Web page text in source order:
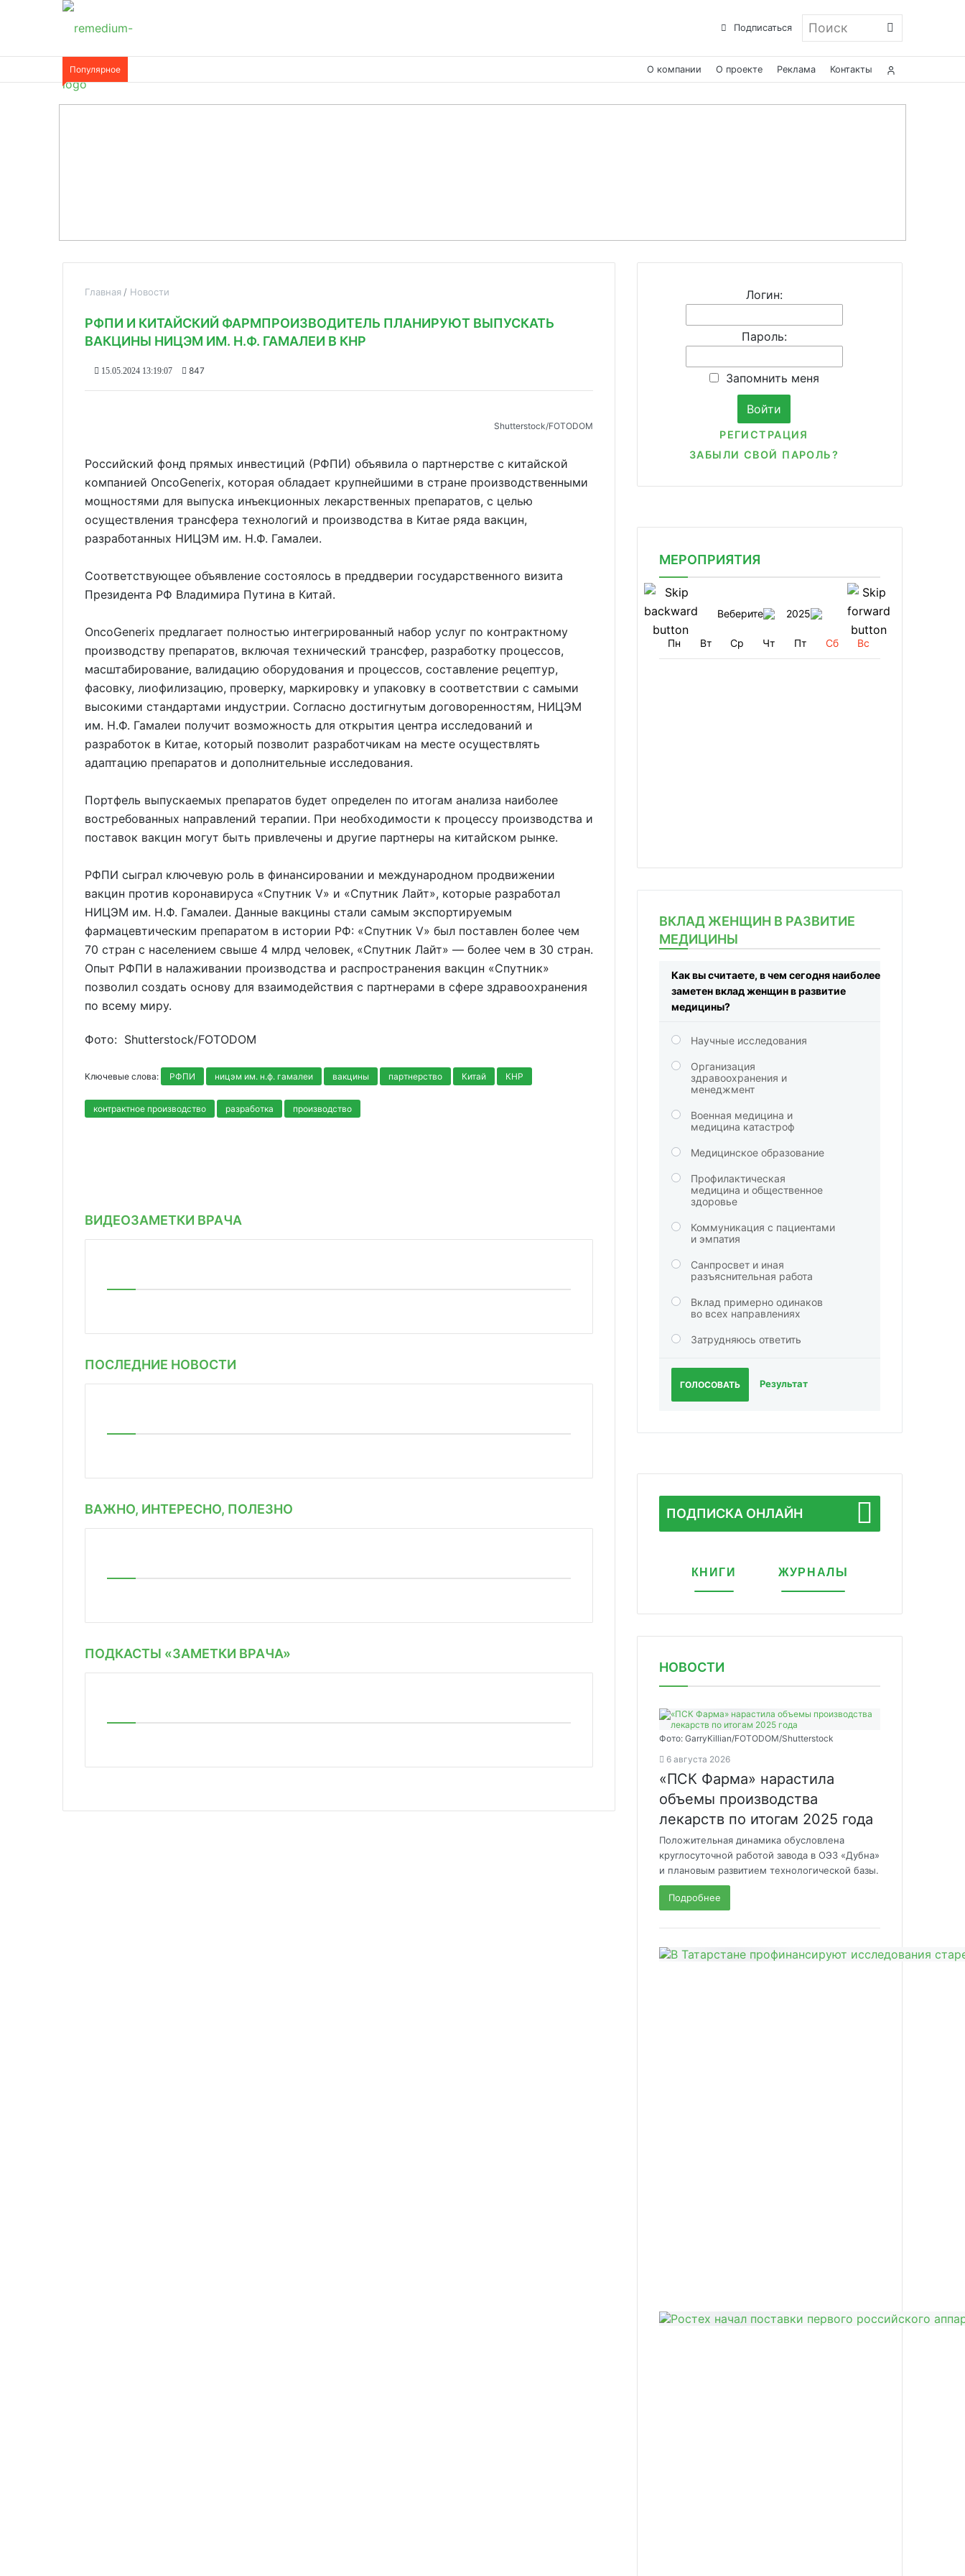
Подписаться Поиск
Популярное О компании О проекте Реклама Контакты
Главная Новости
РФПИ И КИТАЙСКИЙ ФАРМПРОИЗВОДИТЕЛЬ ПЛАНИРУЮТ ВЫПУСКАТЬ
ВАКЦИНЫ НИЦЭМ ИМ. Н.Ф. ГАМАЛЕИ В КНР
15.05.2024 13:19:07 847
Shutterstoсk/FOTODOM
Российский фонд прямых инвестиций (РФПИ) объявила о партнерстве с китайской
компанией OncoGenerix, которая обладает крупнейшими в стране производственными
мощностями для выпуска инъекционных лекарственных препаратов, с целью
осуществления трансфера технологий и производства в Китае ряда вакцин,
разработанных НИЦЭМ им. Н.Ф. Гамалеи.
Соответствующее объявление состоялось в преддверии государственного визита
Президента РФ Владимира Путина в Китай.
OncoGenerix предлагает полностью интегрированный набор услуг по контрактному
производству препаратов, включая технический трансфер, разработку процессов,
масштабирование, валидацию оборудования и процессов, составление рецептур,
фасовку, лиофилизацию, проверку, маркировку и упаковку в соответствии с самыми
высокими стандартами индустрии. Согласно достигнутым договоренностям, НИЦЭМ
им. Н.Ф. Гамалеи получит возможность для открытия центра исследований и
разработок в Китае, который позволит разработчикам на месте осуществлять
адаптацию препаратов и дополнительные исследования.
Портфель выпускаемых препаратов будет определен по итогам анализа наиболее
востребованных направлений терапии. При необходимости к процессу производства и
поставок вакцин могут быть привлечены и другие партнеры на китайском рынке.
РФПИ сыграл ключевую роль в финансировании и международном продвижении
вакцин против коронавируса «Спутник V» и «Спутник Лайт», которые разработал
НИЦЭМ им. Н.Ф. Гамалеи. Данные вакцины стали самым экспортируемым
фармацевтическим препаратом в истории РФ: «Спутник V» был поставлен более чем
70 стран с населением свыше 4 млрд человек, «Спутник Лайт» — более чем в 30 стран.
Опыт РФПИ в налаживании производства и распространения вакцин «Спутник»
позволил создать основу для взаимодействия с партнерами в сфере здравоохранения
по всему миру.
Фото: Shutterstoсk/FOTODOM
Ключевые слова: РФПИ ницэм им. н.ф. гамалеи вакцины партнерство Китай КНР
контрактное производство разработка производство
ВИДЕОЗАМЕТКИ ВРАЧА
ПОСЛЕДНИЕ НОВОСТИ
ВАЖНО, ИНТЕРЕСНО, ПОЛЕЗНО
ПОДКАСТЫ «ЗАМЕТКИ ВРАЧА»
Логин:
Пароль:
Запомнить меня
РЕГИСТРАЦИЯ
ЗАБЫЛИ СВОЙ ПАРОЛЬ?
МЕРОПРИЯТИЯ
Веберите 2025
Пн Вт Ср Чт Пт Сб Вс
ВКЛАД ЖЕНЩИН В РАЗВИТИЕ
МЕДИЦИНЫ
Как вы считаете, в чем сегодня наиболее
заметен вклад женщин в развитие
медицины?
Научные исследования
Организация
здравоохранения и
менеджмент
Военная медицина и
медицина катастроф
Медицинское образование
Профилактическая
медицина и общественное
здоровье
Коммуникация с пациентами
и эмпатия
Санпросвет и иная
разъяснительная работа
Вклад примерно одинаков
во всех направлениях
Затрудняюсь ответить
ГОЛОСОВАТЬ Результат
ПОДПИСКА ОНЛАЙН
КНИГИ ЖУРНАЛЫ
НОВОСТИ
Фото: GarryKillian/FOTODOM/Shutterstock
6 августа 2026
«ПСК Фарма» нарастила
объемы производства
лекарств по итогам 2025 года
Положительная динамика обусловлена
круглосуточной работой завода в ОЭЗ «Дубна»
и плановым развитием технологической базы.
Подробнее